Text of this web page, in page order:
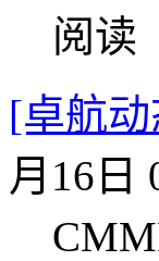
阅读
[卓航
月16日